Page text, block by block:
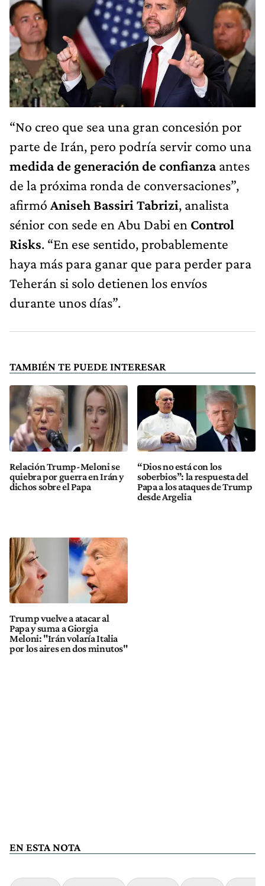
“No creo que sea una gran concesión por
parte de Irán, pero podría servir como una
medida de generación de confianzaantes
de la próxima ronda de conversaciones”,
afirmó Aniseh Bassiri Tabrizi, analista
sénior con sede en Abu Dabi en Control
Risks. “En ese sentido, probablemente
haya más para ganar que para perder para
Teherán si solo detienen los envíos
durante unos días”.
TAMBIÉN TE PUEDE INTERESAR
Relación Trump-Meloni se
quiebra por guerra en Irán y
dichos sobre el Papa
“Dios no está con los
soberbios”: la respuesta del
Papa a los ataques de Trump
desde Argelia
Trump vuelve a atacar al
Papa y suma a Giorgia
Meloni: "Irán volaría Italia
por los aires en dos minutos"
EN ESTA NOTA